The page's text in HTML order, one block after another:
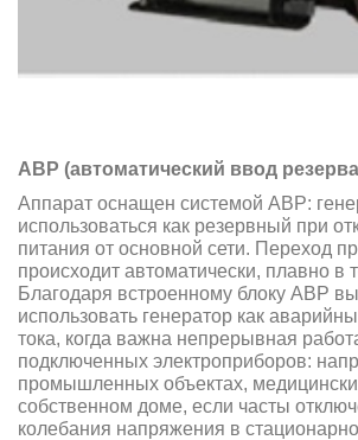
АВР (автоматический ввод
Аппарат оснащен системой АВР:
использоваться как резервный при
питания от основной сети. Переход
происходит автоматически, плавно в
Благодаря встроенному блоку АВР
использовать генератор как
тока, когда важна непрерывная
подключенных электроприборов:
промышленных объектах,
собственном доме, если часты
колебания напряжения в